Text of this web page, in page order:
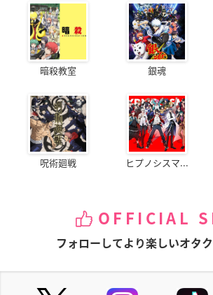
暗殺教室 銀魂
呪術廻戦 ヒプノシスマ...
OFFICIAL
フォローしてより楽しいオタク